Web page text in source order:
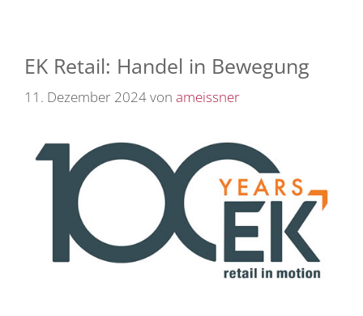
EK Retail: Handel in Bewegung
11. Dezember 2024von ameissner